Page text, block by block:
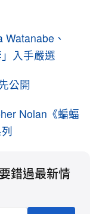
、
入手嚴選
公開
Nolan《蝙蝠
錯過最新情